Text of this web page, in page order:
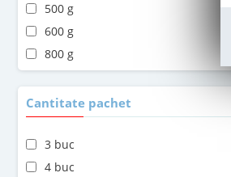
500 g
600 g
800 g
Cantitate pachet
3 buc
4 buc